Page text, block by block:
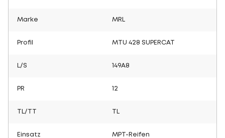
Marke MRL
Profil MTU 428 SUPERCAT
L/S 149A8
PR 12
TL/TT
Einsatz MPT-Reifen